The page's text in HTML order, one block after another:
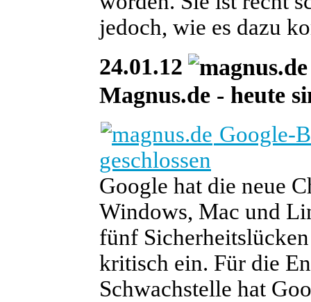
jedoch, wie es dazu
24.01.12
Magnus.de - heute
Google-
geschlossen
Google hat die neue
Windows, Mac und
fünf
kritisch ein. Für die
Schwachstelle hat